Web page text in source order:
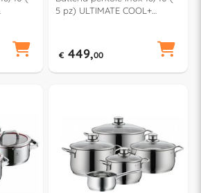
5 pz) ULTIMATE COOL+
€ 449,00